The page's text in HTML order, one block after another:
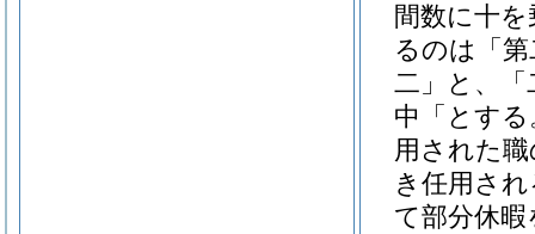
間数に十
るのは「
二」と、
中「とす
用された
き任用さ
て部分休